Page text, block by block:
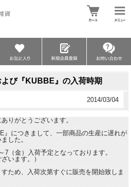
よび『KUBBE』の入荷時期
2014/03/04
りがとうございます。
』につきまして、一部商品の生産に遅れが
した。
7（金）入荷予定となっております。
います。）
ため、入荷次第すぐに販売を開始致しま